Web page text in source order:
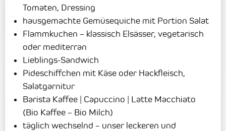
Tomaten, Dressing
hausgemachte Gemüsequiche mit Portion Salat
Flammkuchen – klassisch Elsässer, vegetarisch
oder mediterran
Lieblings-Sandwich
Pideschiffchen mit Käse oder Hackfleisch,
Salatgarnitur
Barista Kaffee | Capuccino | Latte Macchiato
(Bio Kaffee – Bio Milch)
täglich wechselnd – unser leckeren und